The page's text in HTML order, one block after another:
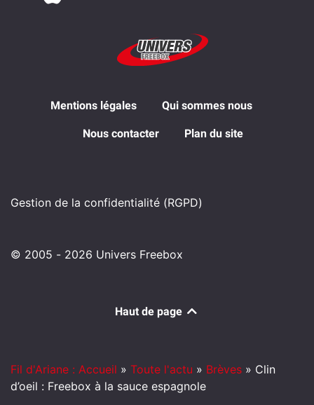
Mentions légales Qui sommes nous
Nous contacter Plan du site
Gestion de la confidentialité (RGPD)
© 2005 - 2026 Univers Freebox
Haut de page
Fil d'Ariane : Accueil » Toute l'actu » Brèves » Clin
d’oeil : Freebox à la sauce espagnole